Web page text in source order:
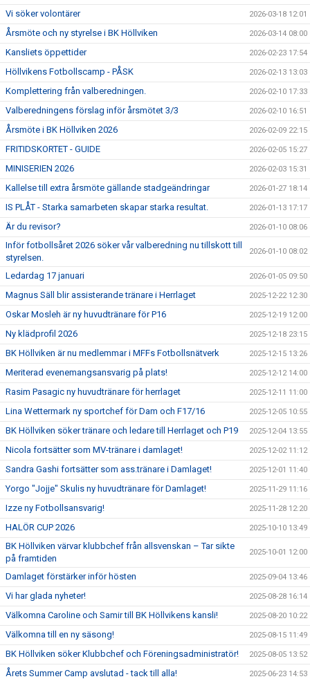
Vi söker volontärer 2026-03-18 12:01
Årsmöte och ny styrelse i BK Höllviken 2026-03-14 08:00
Kansliets öppettider 2026-02-23 17:54
Höllvikens Fotbollscamp - PÅSK 2026-02-13 13:03
Komplettering från valberedningen. 2026-02-10 17:33
Valberedningens förslag inför årsmötet 3/3 2026-02-10 16:51
Årsmöte i BK Höllviken 2026 2026-02-09 22:15
FRITIDSKORTET - GUIDE 2026-02-05 15:27
MINISERIEN 2026 2026-02-03 15:31
Kallelse till extra årsmöte gällande stadgeändringar 2026-01-27 18:14
IS PLÅT - Starka samarbeten skapar starka resultat. 2026-01-13 17:17
Är du revisor? 2026-01-10 08:06
Inför fotbollsåret 2026 söker vår valberedning nu tillskott till
styrelsen.
2026-01-10 08:02
Ledardag 17 januari 2026-01-05 09:50
Magnus Säll blir assisterande tränare i Herrlaget 2025-12-22 12:30
Oskar Mosleh är ny huvudtränare för P16 2025-12-19 12:00
Ny klädprofil 2026 2025-12-18 23:15
BK Höllviken är nu medlemmar i MFFs Fotbollsnätverk 2025-12-15 13:26
Meriterad evenemangsansvarig på plats! 2025-12-12 14:00
Rasim Pasagic ny huvudtränare för herrlaget 2025-12-11 11:00
Lina Wettermark ny sportchef för Dam och F17/16 2025-12-05 10:55
BK Höllviken söker tränare och ledare till Herrlaget och P19 2025-12-04 13:55
Nicola fortsätter som MV-tränare i damlaget! 2025-12-02 11:12
Sandra Gashi fortsätter som ass.tränare i Damlaget! 2025-12-01 11:40
Yorgo "Jojje" Skulis ny huvudtränare för Damlaget! 2025-11-29 11:16
Izze ny Fotbollsansvarig! 2025-11-28 12:20
HALÖR CUP 2026 2025-10-10 13:49
BK Höllviken värvar klubbchef från allsvenskan – Tar sikte
på framtiden
2025-10-01 12:00
Damlaget förstärker inför hösten 2025-09-04 13:46
Vi har glada nyheter! 2025-08-28 16:14
Välkomna Caroline och Samir till BK Höllvikens kansli! 2025-08-20 10:22
Välkomna till en ny säsong! 2025-08-15 11:49
BK Höllviken söker Klubbchef och Föreningsadministratör! 2025-08-05 13:52
Årets Summer Camp avslutad - tack till alla! 2025-06-23 14:53